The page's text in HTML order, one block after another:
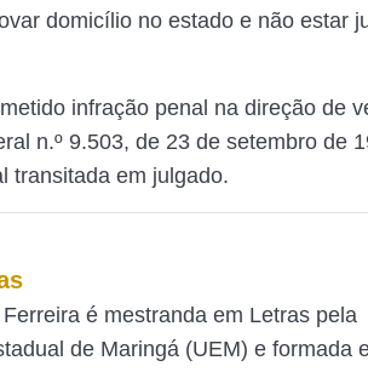
domicílio no estado e não estar
infração penal na direção de
n.º 9.503, de 23 de setembro de
transitada em julgado.
é mestranda em Letras pela
de Maringá (UEM) e formada